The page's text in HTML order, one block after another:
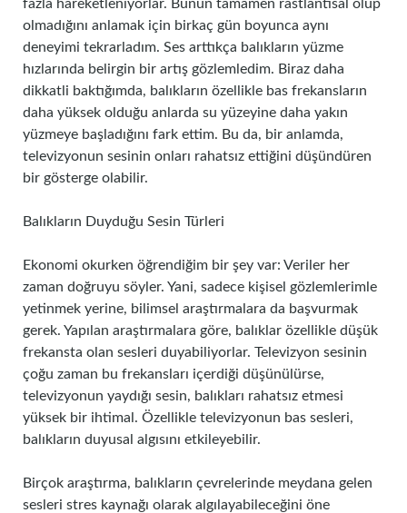
fazla hareketleniyorlar. Bunun tamamen rastlantısal olup
olmadığını anlamak için birkaç gün boyunca aynı
deneyimi tekrarladım. Ses arttıkça balıkların yüzme
hızlarında belirgin bir artış gözlemledim. Biraz daha
dikkatli baktığımda, balıkların özellikle bas frekansların
daha yüksek olduğu anlarda su yüzeyine daha yakın
yüzmeye başladığını fark ettim. Bu da, bir anlamda,
televizyonun sesinin onları rahatsız ettiğini düşündüren
bir gösterge olabilir.
Balıkların Duyduğu Sesin Türleri
Ekonomi okurken öğrendiğim bir şey var: Veriler her
zaman doğruyu söyler. Yani, sadece kişisel gözlemlerimle
yetinmek yerine, bilimsel araştırmalara da başvurmak
gerek. Yapılan araştırmalara göre, balıklar özellikle düşük
frekansta olan sesleri duyabiliyorlar. Televizyon sesinin
çoğu zaman bu frekansları içerdiği düşünülürse,
televizyonun yaydığı sesin, balıkları rahatsız etmesi
yüksek bir ihtimal. Özellikle televizyonun bas sesleri,
balıkların duyusal algısını etkileyebilir.
Birçok araştırma, balıkların çevrelerinde meydana gelen
sesleri stres kaynağı olarak algılayabileceğini öne